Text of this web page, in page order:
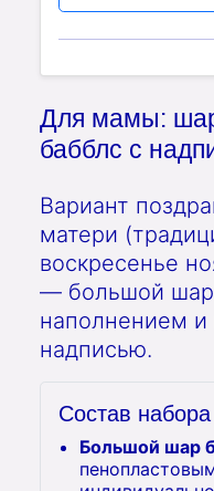
Для мамы:
бабблс с
Вариант
матери
воскресенье
— большой шар
наполнением и
надписью.
Состав набора
Большой шар